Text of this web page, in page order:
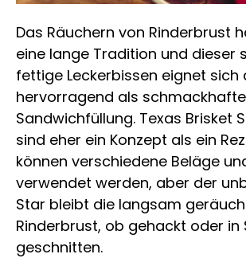
Das Räuchern von Rinderbrust
eine lange Tradition und dieser
fettige Leckerbissen eignet sich
hervorragend als schmackhafte
Sandwichfüllung. Texas Brisket
sind eher ein Konzept als ein
können verschiedene Beläge
verwendet werden, aber der
Star bleibt die langsam
Rinderbrust, ob gehackt oder in
geschnitten.